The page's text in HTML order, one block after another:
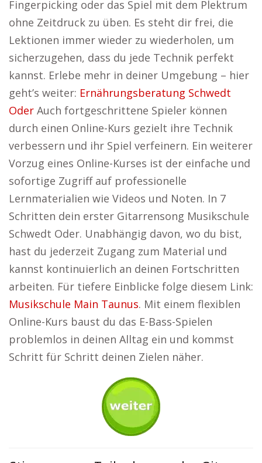
Fingerpicking oder das Spiel mit dem Plektrum
ohne Zeitdruck zu üben. Es steht dir frei, die
Lektionen immer wieder zu wiederholen, um
sicherzugehen, dass du jede Technik perfekt
kannst. Erlebe mehr in deiner Umgebung – hier
geht’s weiter: Ernährungsberatung Schwedt
Oder Auch fortgeschrittene Spieler können
durch einen Online-Kurs gezielt ihre Technik
verbessern und ihr Spiel verfeinern. Ein weiterer
Vorzug eines Online-Kurses ist der einfache und
sofortige Zugriff auf professionelle
Lernmaterialien wie Videos und Noten. In 7
Schritten dein erster Gitarrensong Musikschule
Schwedt Oder. Unabhängig davon, wo du bist,
hast du jederzeit Zugang zum Material und
kannst kontinuierlich an deinen Fortschritten
arbeiten. Für tiefere Einblicke folge diesem Link:
Musikschule Main Taunus. Mit einem flexiblen
Online-Kurs baust du das E-Bass-Spielen
problemlos in deinen Alltag ein und kommst
Schritt für Schritt deinen Zielen näher.